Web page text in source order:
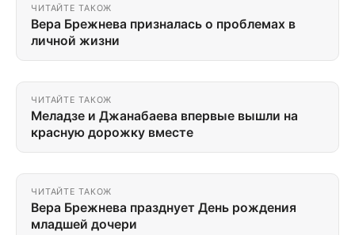
ЧИТАЙТЕ ТАКОЖ
Вера Брежнева призналась о проблемах в
личной жизни
ЧИТАЙТЕ ТАКОЖ
Меладзе и Джанабаева впервые вышли на
красную дорожку вместе
ЧИТАЙТЕ ТАКОЖ
Вера Брежнева празднует День рождения
младшей дочери